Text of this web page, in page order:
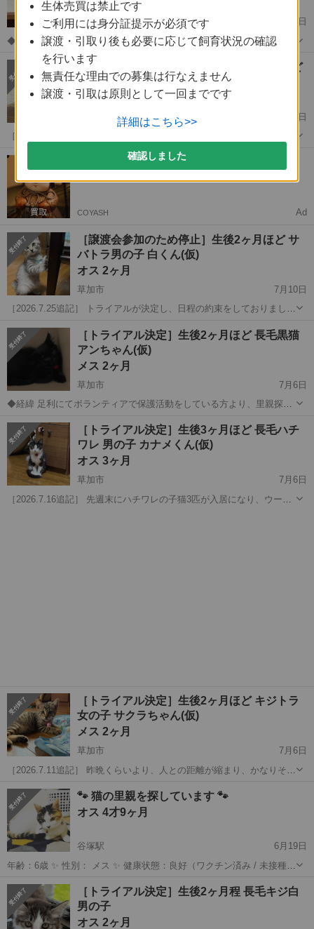
オス 2ヶ月
草加市
7月15日
◆経緯 足利にてボランティアで保護活動をしている方の要請にて、預
かり飼育・里親探しをしております。足利では多数の地域猫や野良猫
がおります。無責任な人間が「かわいいから」と言うだけの理由で猫
に餌を与え、手術をしないまま放置して...
埼玉 草加市
［譲渡会参加のため停止］生後2〜3ヶ月ほど
ハチワレ女の子 ツユメコちゃん(仮)
メス 2ヶ月
7月15日
［2026.7.16追記］ とにかく、よく遊びます。 他の子猫たちが電池切
れしている中、ずっとボールを追いかけ、トンネルに入り、と走り回
っています。 まだまだ、離れた場所からの観察になりますが、人がい
ても出てくるようになった...
埼玉 ワクチン
【求】古い人形譲ってくれませんか？
COYASH Ad
［譲渡会参加のため停止］生後2ヶ月ほど サ
バトラ男の子 白くん(仮)
オス 2ヶ月
草加市
7月10日
［2026.7.25追記］ トライアルが決定し、日程の約束をしておりました
始しますので、よろしくお願いいたします。 ◆経緯 足利にてボランテ
ィアで保護活動をし...
埼玉 草加市 サバトラ
［トライアル決定］生後2ヶ月ほど 長毛黒猫
アンちゃん(仮)
メス 2ヶ月
草加市
7月6日
◆経緯 足利にてボランティアで保護活動をしている方より、里親探し
しております。 現在ご縁のある足利では、多数の地域猫や野良猫がお
ります。こちらの黒猫アンちゃんも...
埼玉 草加市 猫 生後
［トライアル決定］生後3ヶ月ほど 長毛ハチ
ワレ 男の子 カナメくん(仮)
オス 3ヶ月
草加市
7月6日
［2026.7.16追記］ 先週末にハチワレの子猫3匹が入居になり、ウーウ
［トライアル決定］生後2ヶ月ほど キジトラ
女の子 サクラちゃん(仮)
メス 2ヶ月
草加市
7月6日
［2026.7.11追記］ 昨晩くらいより、人との距離が縮まり、かなりそば
お尻を上げることあり 嬉 とてもかわいいです(*^^*) ◆経緯 足利にてボ
ランティ...
埼玉 草加市 猫 キジトラ
🐾 猫の里親を探しています 🐾
オス 4才9ヶ月
谷塚駅
6月19日
年齢：6歳 ✨ 性別： メス ✨ 健康状態：良好（ワクチン済み / 未接種）
埼玉 草加市 谷塚駅 猫 健康状態
［トライアル決定］生後2ヶ月程 長毛キジ白
男の子
オス 2ヶ月
生体売買は禁止です
ご利用には身分証提示が必須です
譲渡・引取り後も必要に応じて飼育状況の確認
を行います
無責任な理由での募集は行なえません
譲渡・引取は原則として一回までです
詳細はこちら>>
確認しました